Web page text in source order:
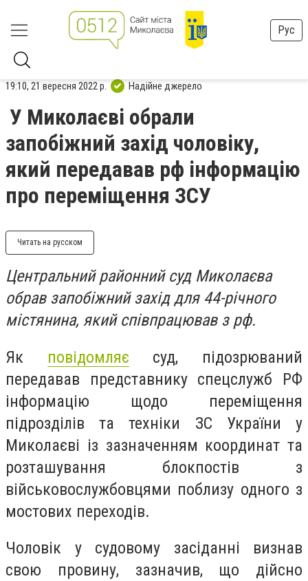
Рус
19:10, 21 вересня 2022 р. Надійне джерело
У Миколаєві обрали
запобіжний захід чоловіку,
який передавав рф інформацію
про переміщення ЗСУ
Читать на русском
Центральний районний суд Миколаєва
обрав запобіжний захід для 44-річного
містянина, який співпрацював з рф.
Як повідомляє суд, підозрюваний
передавав представнику спецслужб РФ
інформацію щодо переміщення
підрозділів та техніки ЗС України у
Миколаєві із зазначенням координат та
розташування блокпостів з
військовослужбовцями поблизу одного з
мостових переходів.
Чоловік у судовому засіданні визнав
свою провину, зазначив, що дійсно